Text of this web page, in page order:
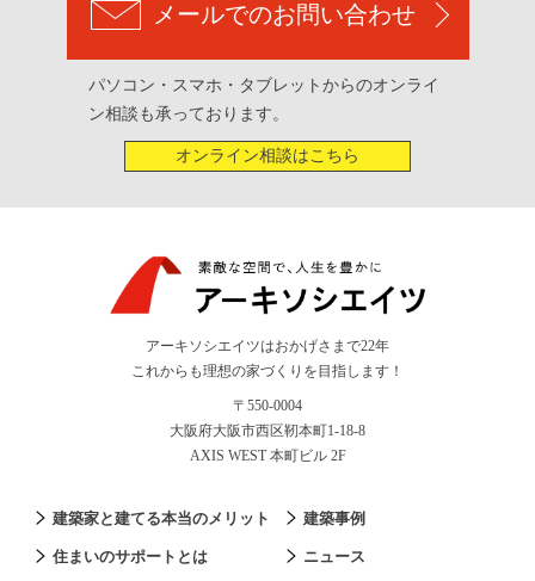
メールでのお問い合わせ
パソコン・スマホ・タブレットからのオンライ
ン相談も承っております。
オンライン相談はこちら
アーキソシエイツはおかげさまで22年
これからも理想の家づくりを目指します！
〒550-0004
大阪府大阪市西区靭本町1-18-8
AXIS WEST 本町ビル 2F
建築家と建てる本当のメリット 建築事例
住まいのサポートとは ニュース